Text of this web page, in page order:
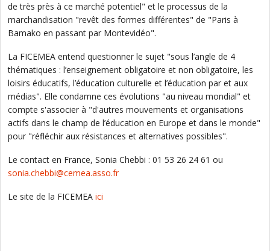
de très près à ce marché potentiel" et le processus de la
marchandisation "revêt des formes différentes" de "Paris à
Bamako en passant par Montevidéo".
La FICEMEA entend questionner le sujet "sous l’angle de 4
thématiques : l’enseignement obligatoire et non obligatoire, les
loisirs éducatifs, l’éducation culturelle et l’éducation par et aux
médias". Elle condamne ces évolutions "au niveau mondial" et
compte s'associer à "d'autres mouvements et organisations
actifs dans le champ de l’éducation en Europe et dans le monde"
pour "réfléchir aux résistances et alternatives possibles".
Le contact en France, Sonia Chebbi : 01 53 26 24 61 ou
sonia.chebbi@cemea.asso.fr
Le site de la FICEMEA ici